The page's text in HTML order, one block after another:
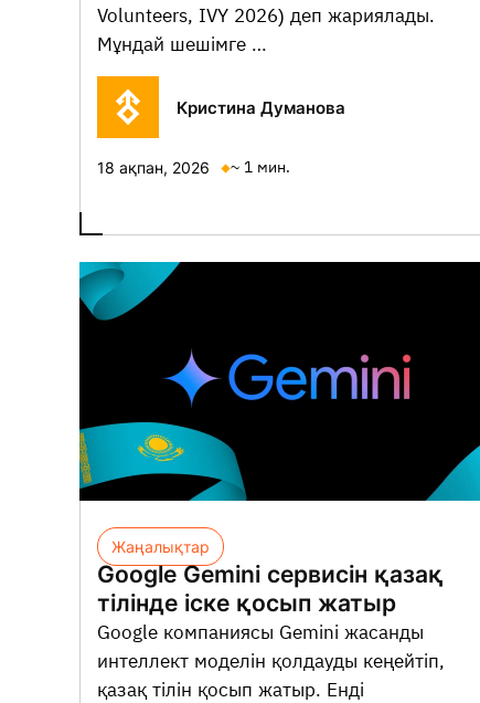
Volunteers, IVY 2026) деп жариялады.
Мұндай шешімге …
Кристина Думанова
18 ақпан, 2026 ~ 1 мин.
Жаңалықтар
Google Gemini сервисін қазақ
тілінде іске қосып жатыр
Google компаниясы Gemini жасанды
интеллект моделін қолдауды кеңейтіп,
қазақ тілін қосып жатыр. Енді